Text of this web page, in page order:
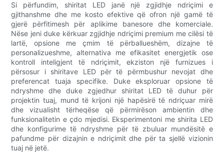
Si përfundim, shiritat LED janë një zgjidhje ndriçimi e
gjithanshme dhe me kosto efektive që ofron një gamë të
gjerë përfitimesh për aplikime banesore dhe komerciale.
Nëse jeni duke kërkuar zgjidhje ndriçimi premium me cilësi të
lartë, opsione me çmim të përballueshëm, dizajne të
personalizueshme, alternativa me efikasitet energjetik ose
kontroll inteligjent të ndriçimit, ekziston një furnizues i
përsosur i shiritave LED për të përmbushur nevojat dhe
preferencat tuaja specifike. Duke eksploruar opsione të
ndryshme dhe duke zgjedhur shiritat LED të duhur për
projektin tuaj, mund të krijoni një hapësirë ​​të ndriçuar mirë
dhe vizualisht tërheqëse që përmirëson ambientin dhe
funksionalitetin e çdo mjedisi. Eksperimentoni me shirita LED
dhe konfigurime të ndryshme për të zbuluar mundësitë e
pafundme për dizajnin e ndriçimit dhe për ta sjellë vizionin
tuaj në jetë.